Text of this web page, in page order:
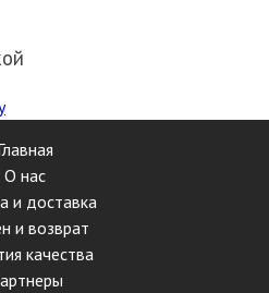
О нас
и доставка
и возврат
качества